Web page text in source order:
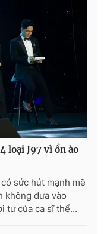
loại J97 vì ồn ào
sức hút mạnh mẽ
không đưa vào
tư của ca sĩ thể...